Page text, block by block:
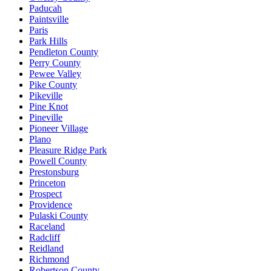
Paducah
Paintsville
Paris
Park Hills
Pendleton County
Perry County
Pewee Valley
Pike County
Pikeville
Pine Knot
Pineville
Pioneer Village
Plano
Pleasure Ridge Park
Powell County
Prestonsburg
Princeton
Prospect
Providence
Pulaski County
Raceland
Radcliff
Reidland
Richmond